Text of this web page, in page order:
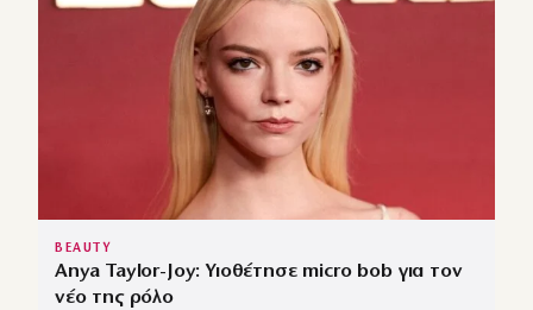
BEAUTY
Anya Taylor-Joy: Υιοθέτησε micro bob για τον
νέο της ρόλο